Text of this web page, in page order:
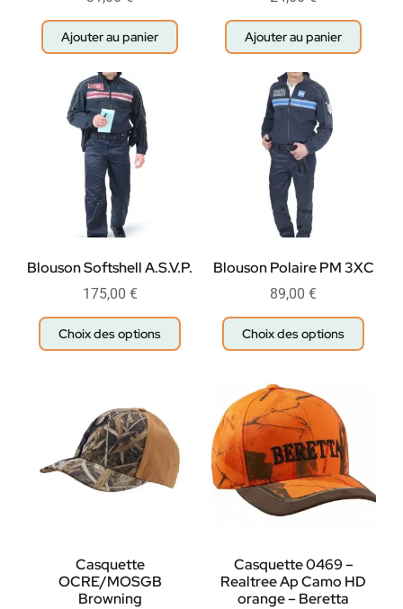
Ajouter au panier Ajouter au panier
Blouson Softshell A.S.V.P.
175,00 €
Choix des options
Blouson Polaire PM 3XC
89,00 €
Choix des options
Casquette
OCRE/MOSGB
Browning
Casquette 0469 –
Realtree Ap Camo HD
orange – Beretta